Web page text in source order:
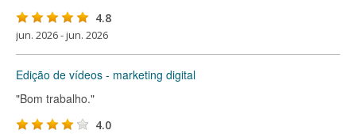
4.8
jun. 2026 - jun. 2026
Edição de vídeos - marketing digital
"Bom trabalho."
4.0